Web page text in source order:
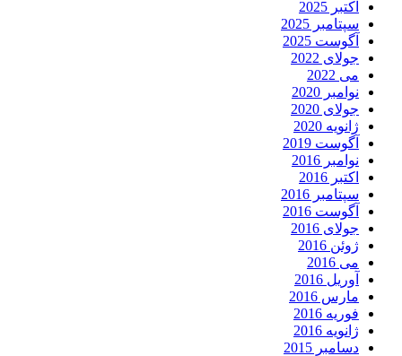
اکتبر 2025
سپتامبر 2025
آگوست 2025
جولای 2022
می 2022
نوامبر 2020
جولای 2020
ژانویه 2020
آگوست 2019
نوامبر 2016
اکتبر 2016
سپتامبر 2016
آگوست 2016
جولای 2016
ژوئن 2016
می 2016
آوریل 2016
مارس 2016
فوریه 2016
ژانویه 2016
دسامبر 2015